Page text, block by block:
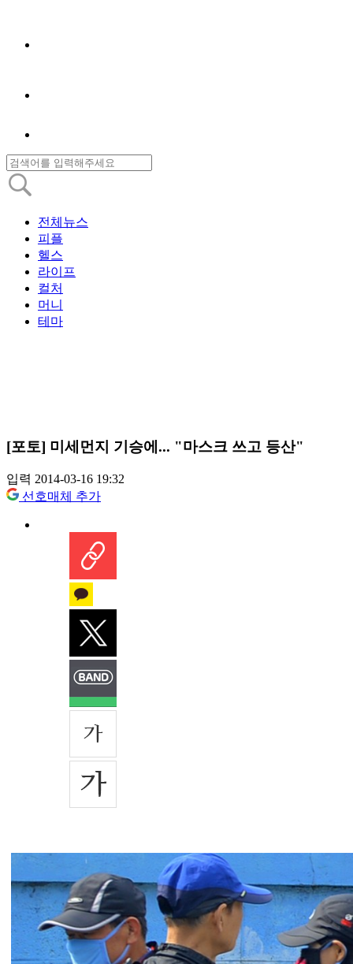
전체뉴스
피플
헬스
라이프
컬처
머니
테마
[포토] 미세먼지 기승에... "마스크 쓰고 등산"
입력 2014-03-16 19:32
선호매체 추가